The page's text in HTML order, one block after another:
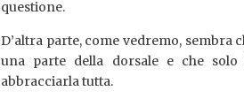
questione.
D’altra parte, come vedremo, sembra
una parte della dorsale e che
abbracciarla tutta.